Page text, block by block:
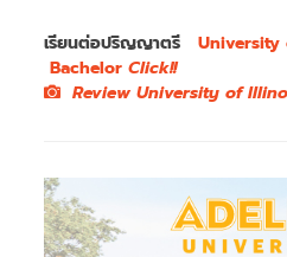
เรียนต่อปริญญาตรี
BachelorClick!!
Review University of